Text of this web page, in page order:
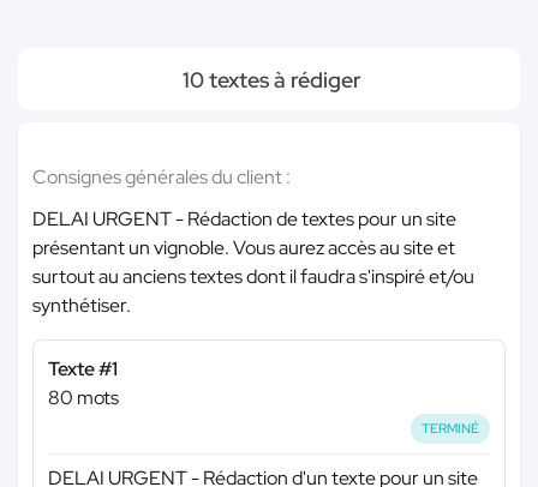
10 textes à rédiger
Consignes générales du client :
DELAI URGENT - Rédaction de textes pour un site
présentant un vignoble. Vous aurez accès au site et
surtout au anciens textes dont il faudra s'inspiré et/ou
synthétiser.
Texte #1
80 mots
TERMINÉ
DELAI URGENT - Rédaction d'un texte pour un site